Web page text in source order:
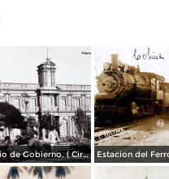
Palacio de Gobierno. ( Circulada el 12 de Enero de 1911 ).